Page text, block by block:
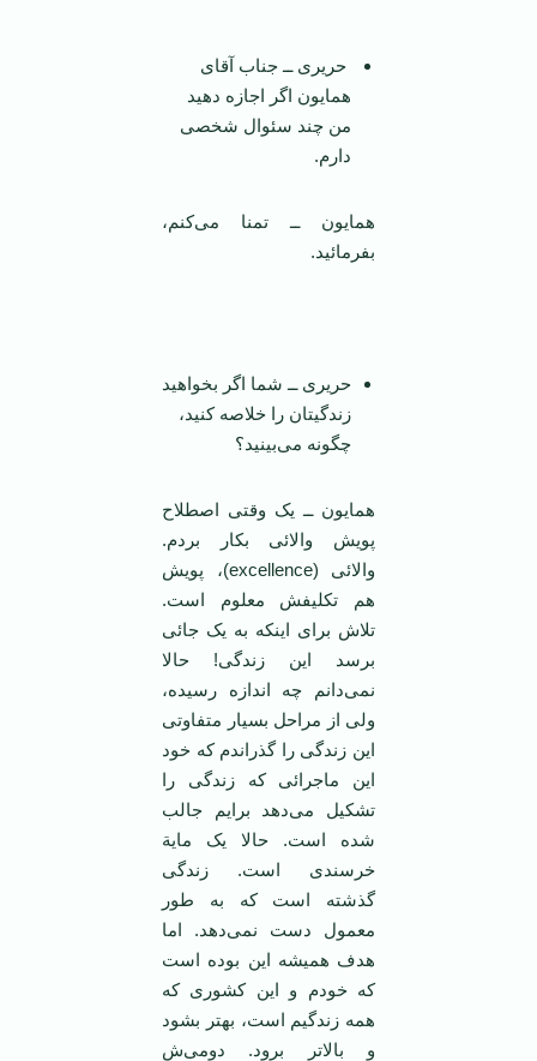
حریری ــ جناب آقای
همایون اگر اجازه دهید
من چند سئوال شخصی
دارم.
همایون ــ تمنا می‌کنم،
بفرمائید.
حریری ــ شما اگر بخواهید
زندگیتان را خلاصه کنید،
چگونه می‌بینید؟
همایون ــ یک وقتی اصطلاح
پویش والائی بکار بردم.
والائی (excellence)، پویش
هم تکلیفش معلوم است.
تلاش برای اینکه به یک جائی
برسد این زندگی! حالا
نمی‌دانم چه اندازه رسیده،
ولی از مراحل بسیار متفاوتی
این زندگی را گذراندم که خود
این ماجرائی که زندگی را
تشکیل می‌دهد برایم جالب
شده است. حالا یک مایة
خرسندی است. زندگی
گذشته است که به طور
معمول دست نمی‌دهد. اما
هدف همیشه این بوده است
که خودم و این کشوری که
همه زندگیم است، بهتر بشود
و بالا‌تر برود. دومی‌ش